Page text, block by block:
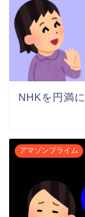
NHKを円満
アマゾンプライム